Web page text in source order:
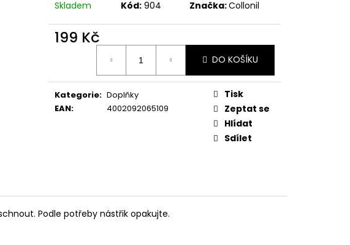
Skladem Kód: 904 Značka:Collonil
199 Kč
DO KOŠÍKU
Kategorie: Doplňky
EAN: 4002092065109
Tisk
Zeptat se
Hlídat
Sdílet
Podle potřeby nástřik opakujte.